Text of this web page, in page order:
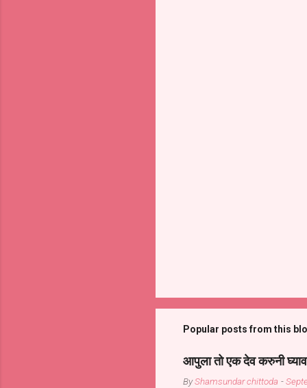
Popular posts from this
आपुला तो एक देव करुनी
ByShamsundar chittoda -